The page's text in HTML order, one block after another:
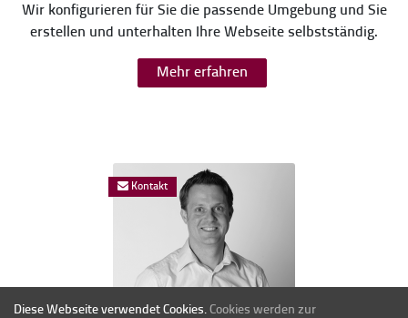
Wir konfigurieren für Sie die passende Umgebung und Sie
erstellen und unterhalten Ihre Webseite selbstständig.
Mehr erfahren
Kontakt
Diese Webseite verwendet Cookies. Cookies werden zur